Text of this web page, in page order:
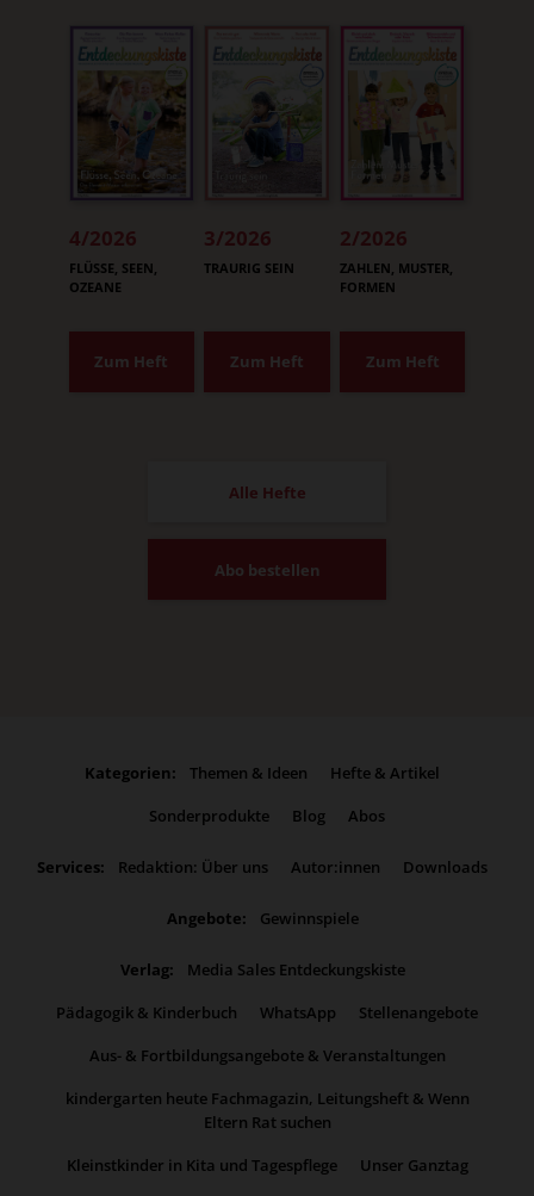
4/2026
:
FLÜSSE, SEEN,
OZEANE
Zum Heft
3/2026
:
TRAURIG SEIN
Zum Heft
2/2026
:
ZAHLEN, MUSTER,
FORMEN
Zum Heft
Alle Hefte
Abo bestellen
Kategorien: Themen & Ideen
Hefte & Artikel
Sonderprodukte
Blog Abos
Services: Redaktion: Über uns Autor:innen Downloads
Angebote: Gewinnspiele
Verlag:
Media Sales Entdeckungskiste
Pädagogik & Kinderbuch
WhatsApp
Stellenangebote
Aus- & Fortbildungsangebote & Veranstaltungen
kindergarten heute Fachmagazin, Leitungsheft & Wenn
Eltern Rat suchen
Kleinstkinder in Kita und Tagespflege
Unser Ganztag